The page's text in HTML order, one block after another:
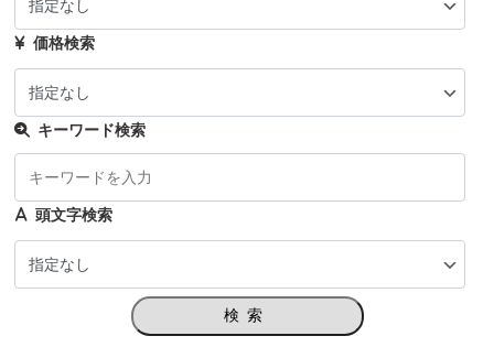
価格検索
キーワード検索
頭文字検索
検索